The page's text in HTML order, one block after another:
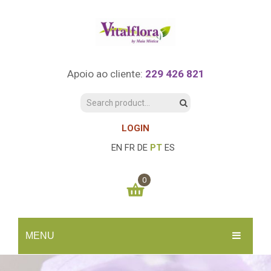
Apoio ao cliente: 229 426 821
LOGIN
EN FR DE PT ES
MENU
0
You have no items in your shopping cart
SUBTOTAL: 0.00€